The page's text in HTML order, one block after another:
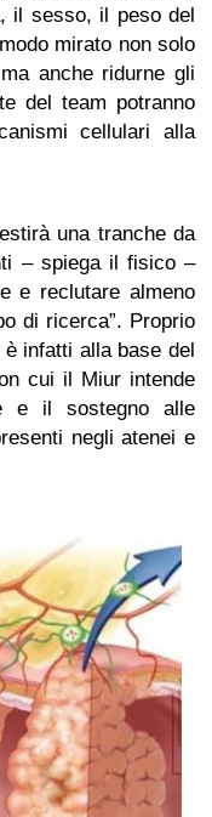
il sesso, il peso del
mirato non solo
anche ridurne gli
del team potranno
cellulari alla
una tranche da
– spiega il fisico –
e reclutare almeno
di ricerca”. Proprio
infatti alla base del
cui il Miur intende
e il sostegno alle
negli atenei e